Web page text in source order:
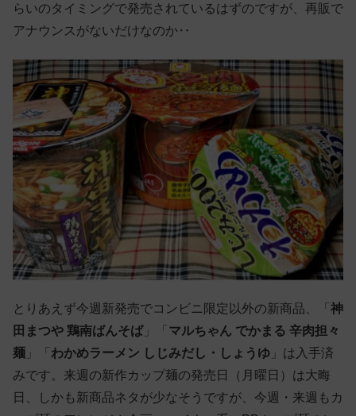
らいのタイミングで発売されているはずのですが、再販で
アナウンスがないだけなのか‥
とりあえず今週新発売でコンビニ限定以外の新商品、「 神
田まつや 鶏南ばんそば」「 マルちゃん でかまる 辛肉担々
麺 」「 わかめラーメン しじみだし・しょうゆ 」は入手済
みです。来週の新作カップ麺の発売日（月曜日）は大晦
日、しかも新商品ネタが少なそうですが、今週・来週もカ